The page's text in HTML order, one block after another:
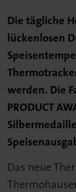
Die tägliche
lückenlosen
werden. Die
PRODUCT
Das neue